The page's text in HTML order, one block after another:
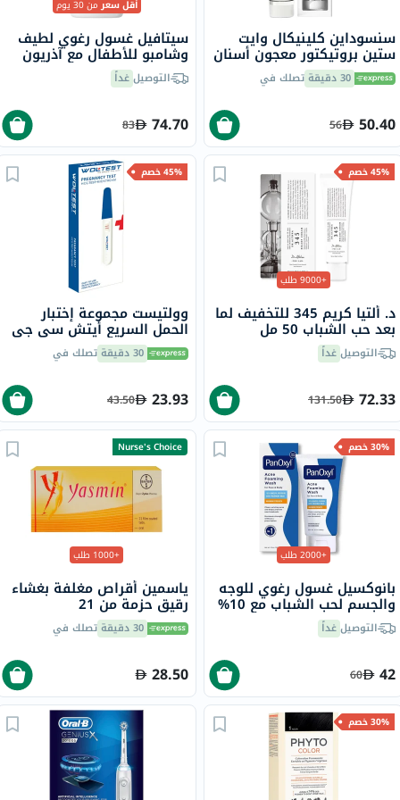
سنسوداين كلينيكال وايت
ستين بروتيكتور معجون أسنان
للأسنان الحساسة 75 مل
30 دقيقة تصلك في
50.40
56
أقل سعرمن 30 يوم
سيتافيل غسول رغوي لطيف
وشامبو للأطفال مع آذريون
عضوي، بدون رائحة، 400 مل
التوصيلغداً
74.70
83
45% خصم
+9000 طلب
د. ألتيا كريم 345 للتخفيف لما
بعد حب الشباب 50 مل
التوصيلغداً
72.33
131.50
45% خصم
وولتيست مجموعة إختبار
الحمل السريع أيتش سي جي
ميدستريم حزمة من قطعة
واحدة 30 دقيقة تصلك في
23.93
43.50
30% خصم
+2000 طلب
بانوكسيل غسول رغوي للوجه
والجسم لحب الشباب مع 10%
بيروكسيد البنزويل 156 جرام
التوصيلغداً
42
60
Nurse's Choice
+1000 طلب
ياسمين أقراص مغلفة بغشاء
رقيق حزمة من 21
30 دقيقة تصلك في
28.50
30% خصم